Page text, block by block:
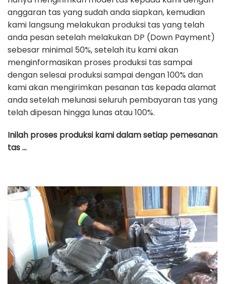
anggaran tas yang sudah anda siapkan, kemudian
kami langsung melakukan produksi tas yang telah
anda pesan setelah melakukan DP (Down Payment)
sebesar minimal 50%, setelah itu kami akan
menginformasikan proses produksi tas sampai
dengan selesai produksi sampai dengan 100% dan
kami akan mengirimkan pesanan tas kepada alamat
anda setelah melunasi seluruh pembayaran tas yang
telah dipesan hingga lunas atau 100%.
Inilah proses produksi kami dalam setiap pemesanan
tas …